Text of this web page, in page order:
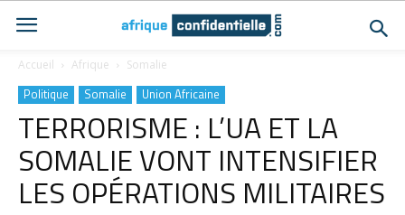
Accueil Afrique Somalie
Politique Somalie Union Africaine
TERRORISME : L’UA ET LA
SOMALIE VONT INTENSIFIER
LES OPÉRATIONS MILITAIRES